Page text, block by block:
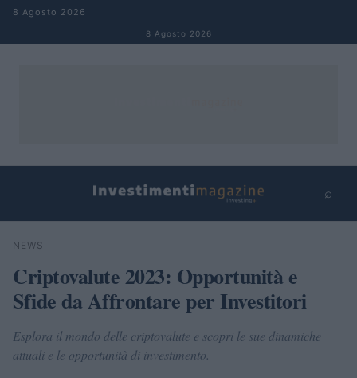
Salta al contenuto
8 Agosto 2026
8 Agosto 2026
⌕
Cerca
NEWS
Criptovalute 2023: Opportunità e
Sfide da Affrontare per Investitori
Esplora il mondo delle criptovalute e scopri le sue dinamiche
attuali e le opportunità di investimento.